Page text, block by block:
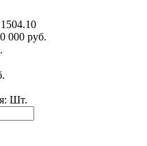
1504.10
000 руб.
Шт.